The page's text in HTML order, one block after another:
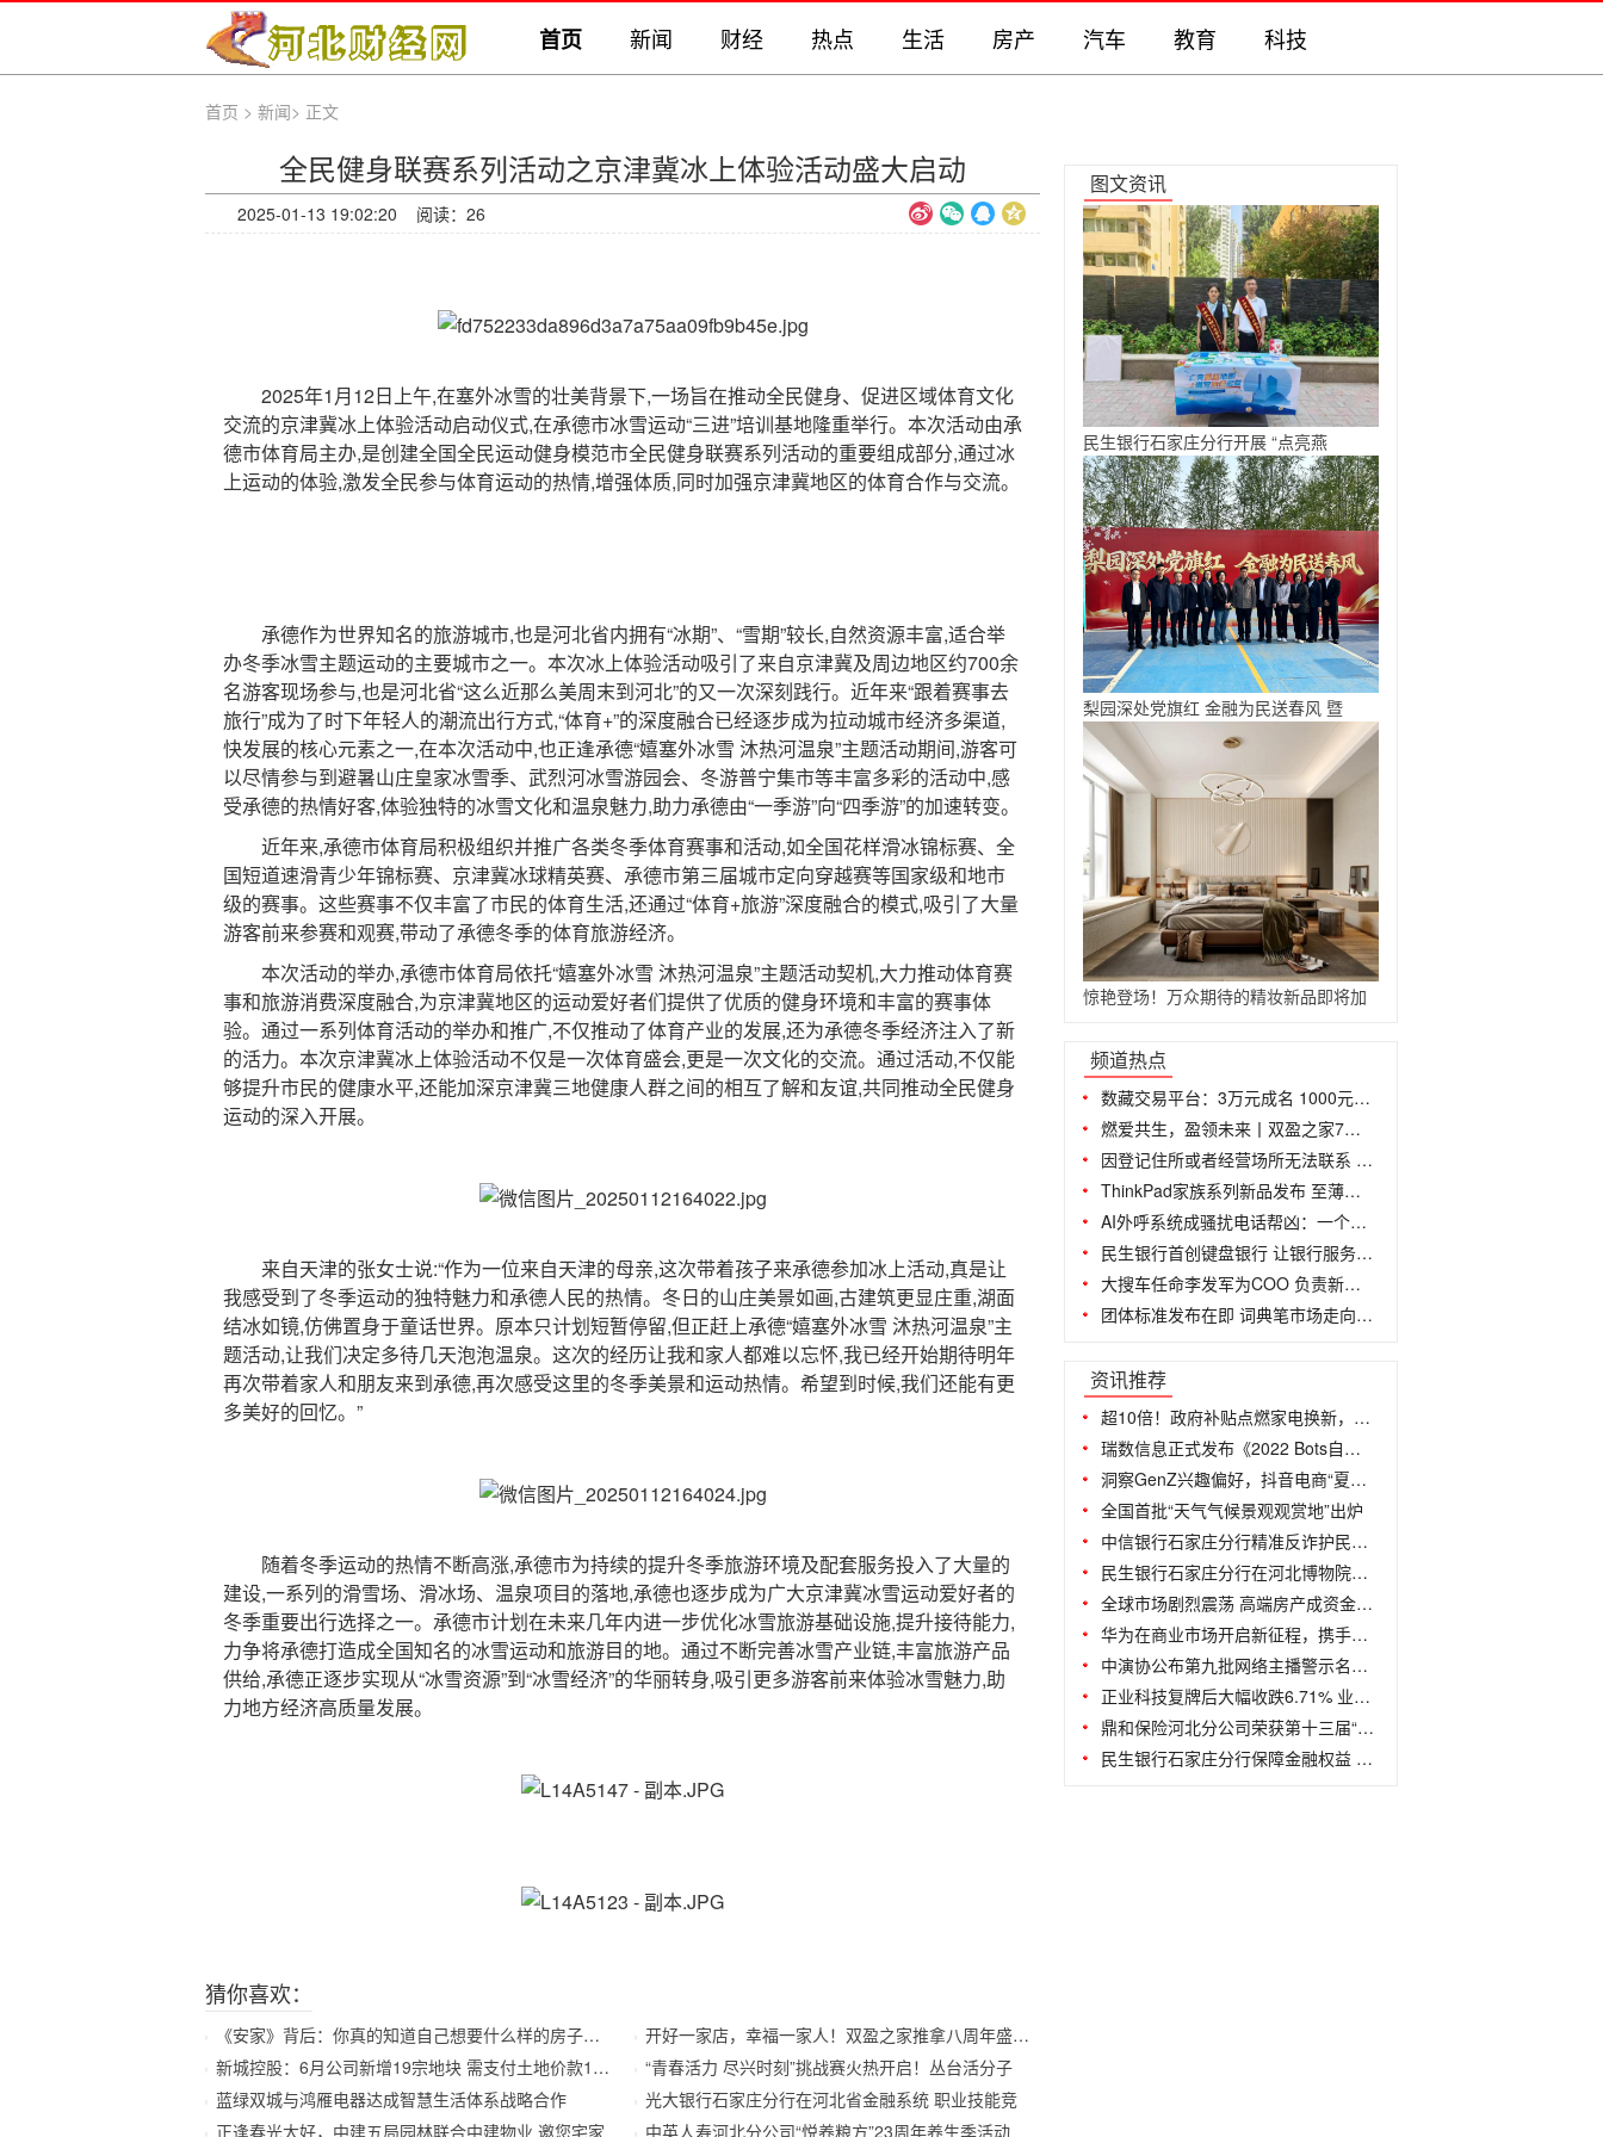
首页 新闻 财经 热点 生活 房产 汽车 教育 科技
首页 > 新闻> 正文
全民健身联赛系列活动之京津冀冰上体验活动盛大启动
2025-01-13 19:02:20 阅读： 26
2025年1月12日上午,在塞外冰雪的壮美背景下,一场旨在推动全民健身、促进区域体育文化
交流的京津冀冰上体验活动启动仪式,在承德市冰雪运动“三进”培训基地隆重举行。本次活动由承
德市体育局主办,是创建全国全民运动健身模范市全民健身联赛系列活动的重要组成部分,通过冰
上运动的体验,激发全民参与体育运动的热情,增强体质,同时加强京津冀地区的体育合作与交流。
承德作为世界知名的旅游城市,也是河北省内拥有“冰期”、“雪期”较长,自然资源丰富,适合举
办冬季冰雪主题运动的主要城市之一。本次冰上体验活动吸引了来自京津冀及周边地区约700余
名游客现场参与,也是河北省“这么近那么美周末到河北”的又一次深刻践行。近年来“跟着赛事去
旅行”成为了时下年轻人的潮流出行方式,“体育+”的深度融合已经逐步成为拉动城市经济多渠道,
快发展的核心元素之一,在本次活动中,也正逢承德“嬉塞外冰雪 沐热河温泉”主题活动期间,游客可
以尽情参与到避暑山庄皇家冰雪季、武烈河冰雪游园会、冬游普宁集市等丰富多彩的活动中,感
受承德的热情好客,体验独特的冰雪文化和温泉魅力,助力承德由“一季游”向“四季游”的加速转变。
近年来,承德市体育局积极组织并推广各类冬季体育赛事和活动,如全国花样滑冰锦标赛、全
国短道速滑青少年锦标赛、京津冀冰球精英赛、承德市第三届城市定向穿越赛等国家级和地市
级的赛事。这些赛事不仅丰富了市民的体育生活,还通过“体育+旅游”深度融合的模式,吸引了大量
游客前来参赛和观赛,带动了承德冬季的体育旅游经济。
本次活动的举办,承德市体育局依托“嬉塞外冰雪 沐热河温泉”主题活动契机,大力推动体育赛
事和旅游消费深度融合,为京津冀地区的运动爱好者们提供了优质的健身环境和丰富的赛事体
验。通过一系列体育活动的举办和推广,不仅推动了体育产业的发展,还为承德冬季经济注入了新
的活力。本次京津冀冰上体验活动不仅是一次体育盛会,更是一次文化的交流。通过活动,不仅能
够提升市民的健康水平,还能加深京津冀三地健康人群之间的相互了解和友谊,共同推动全民健身
运动的深入开展。
来自天津的张女士说:“作为一位来自天津的母亲,这次带着孩子来承德参加冰上活动,真是让
我感受到了冬季运动的独特魅力和承德人民的热情。冬日的山庄美景如画,古建筑更显庄重,湖面
结冰如镜,仿佛置身于童话世界。原本只计划短暂停留,但正赶上承德“嬉塞外冰雪 沐热河温泉”主
题活动,让我们决定多待几天泡泡温泉。这次的经历让我和家人都难以忘怀,我已经开始期待明年
再次带着家人和朋友来到承德,再次感受这里的冬季美景和运动热情。希望到时候,我们还能有更
多美好的回忆。”
随着冬季运动的热情不断高涨,承德市为持续的提升冬季旅游环境及配套服务投入了大量的
建设,一系列的滑雪场、滑冰场、温泉项目的落地,承德也逐步成为广大京津冀冰雪运动爱好者的
冬季重要出行选择之一。承德市计划在未来几年内进一步优化冰雪旅游基础设施,提升接待能力,
力争将承德打造成全国知名的冰雪运动和旅游目的地。通过不断完善冰雪产业链,丰富旅游产品
供给,承德正逐步实现从“冰雪资源”到“冰雪经济”的华丽转身,吸引更多游客前来体验冰雪魅力,助
力地方经济高质量发展。
猜你喜欢：
《安家》背后：你真的知道自己想要什么样的房子吗？
新城控股：6月公司新增19宗地块 需支付土地价款173.
蓝绿双城与鸿雁电器达成智慧生活体系战略合作
正逢春光大好，中建五局园林联合中建物业 邀您宅家
开好一家店，幸福一家人！双盈之家推拿八周年盛典精彩
“青春活力 尽兴时刻”挑战赛火热开启！丛台活分子
光大银行石家庄分行在河北省金融系统 职业技能竞
中英人寿河北分公司“悦养粮方”23周年养生季活动
图文资讯
民生银行石家庄分行开展 “点亮燕
梨园深处党旗红 金融为民送春风 暨
惊艳登场！万众期待的精妆新品即将加
频道热点
数藏交易平台：3万元成名 1000元裂变
燃爱共生，盈领未来丨双盈之家7周年盛典
因登记住所或者经营场所无法联系 英雄
ThinkPad家族系列新品发布 至薄商务旗
AI外呼系统成骚扰电话帮凶：一个机器人一
民生银行首创键盘银行 让银行服务无处
大搜车任命李发军为COO 负责新车业务
团体标准发布在即 词典笔市场走向规范
资讯推荐
超10倍！政府补贴点燃家电换新，苏宁门店火
瑞数信息正式发布《2022 Bots自动化威
洞察GenZ兴趣偏好，抖音电商“夏日奇遇季
全国首批“天气气候景观观赏地”出炉
中信银行石家庄分行精准反诈护民生 守
民生银行石家庄分行在河北博物院广场开
全球市场剧烈震荡 高端房产成资金避险
华为在商业市场开启新征程，携手伙伴为数
中演协公布第九批网络主播警示名单 首
正业科技复牌后大幅收跌6.71% 业绩承诺
鼎和保险河北分公司荣获第十三届“书香
民生银行石家庄分行保障金融权益 助力